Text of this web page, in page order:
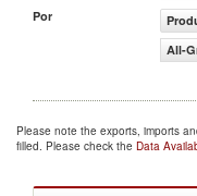
Por
All-
Please note the exports, imports
filled. Please check the Data